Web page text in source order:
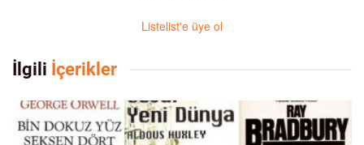
Listelist'e üye ol
İlgili İçerikler